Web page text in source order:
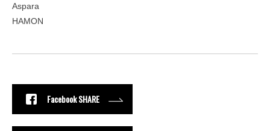
Aspara
HAMON
Facebook SHARE